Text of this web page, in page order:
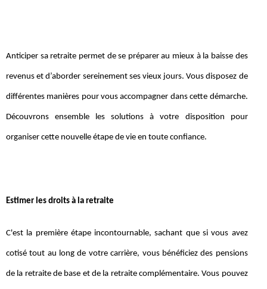
Anticiper sa retraite permet de se préparer au mieux à la baisse des
revenus et d’aborder sereinement ses vieux jours. Vous disposez de
différentes manières pour vous accompagner dans cette démarche.
Découvrons ensemble les solutions à votre disposition pour
organiser cette nouvelle étape de vie en toute confiance.
Estimer les droits à la retraite
C'est la première étape incontournable, sachant que si vous avez
cotisé tout au long de votre carrière, vous bénéficiez des pensions
de la retraite de base et de la retraite complémentaire. Vous pouvez